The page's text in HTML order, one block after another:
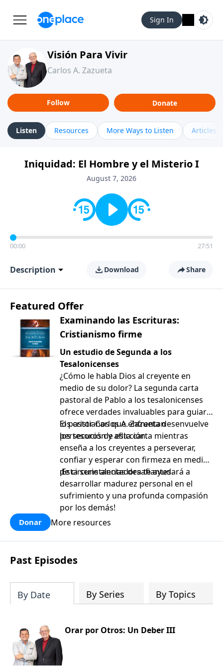
Sign In
Visión Para Vivir
Carlos A. Zazueta
Follow Donate
Listen Resources More Ways to Listen Articles
Iniquidad: El Hombre y el Misterio I
August 7, 2026
00:00 27:51
Description Download Share
Featured Offer
Examinando las Escrituras:
Cristianismo firme
Un estudio de Segunda a los
Tesalonicenses
¿Cómo le habla Dios al creyente en
medio de su dolor? La segunda carta
pastoral de Pablo a los tesalonicenses
ofrece verdades invaluables para guiar a
los cristianos que enfrentan
persecución y aflicción.
El pastor Carlos A. Zazueta desenvuelve
los tesoros de esta carta mientras
enseña a los creyentes a perseverar,
confiar y esperar con firmeza en medio
de circunstancias desafiantes.
¡Esta serie alentadora te ayudará a
desarrollar madurez personal en el
sufrimiento y una profunda compasión
por los demás!
Donar More resources
Past Episodes
By Date By Series By Topics
Orar por Otros: Un Deber III